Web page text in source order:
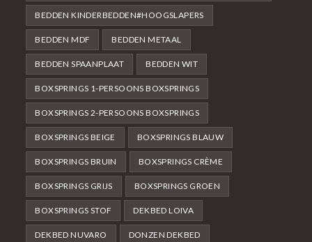
BEDDEN KINDERBEDDEN#HOOGSLAPERS
BEDDEN MDF BEDDEN METAAL
BEDDEN SPAANPLAAT BEDDEN WIT
BOXSPRINGS 1-PERSOONS BOXSPRINGS
BOXSPRINGS 2-PERSOONS BOXSPRINGS
BOXSPRINGS BEIGE BOXSPRINGS BLAUW
BOXSPRINGS BRUIN BOXSPRINGS CRÈME
BOXSPRINGS GRIJS BOXSPRINGS GROEN
BOXSPRINGS STOF DEKBED LOIVA
DEKBED NUVARO DONZEN DEKBED